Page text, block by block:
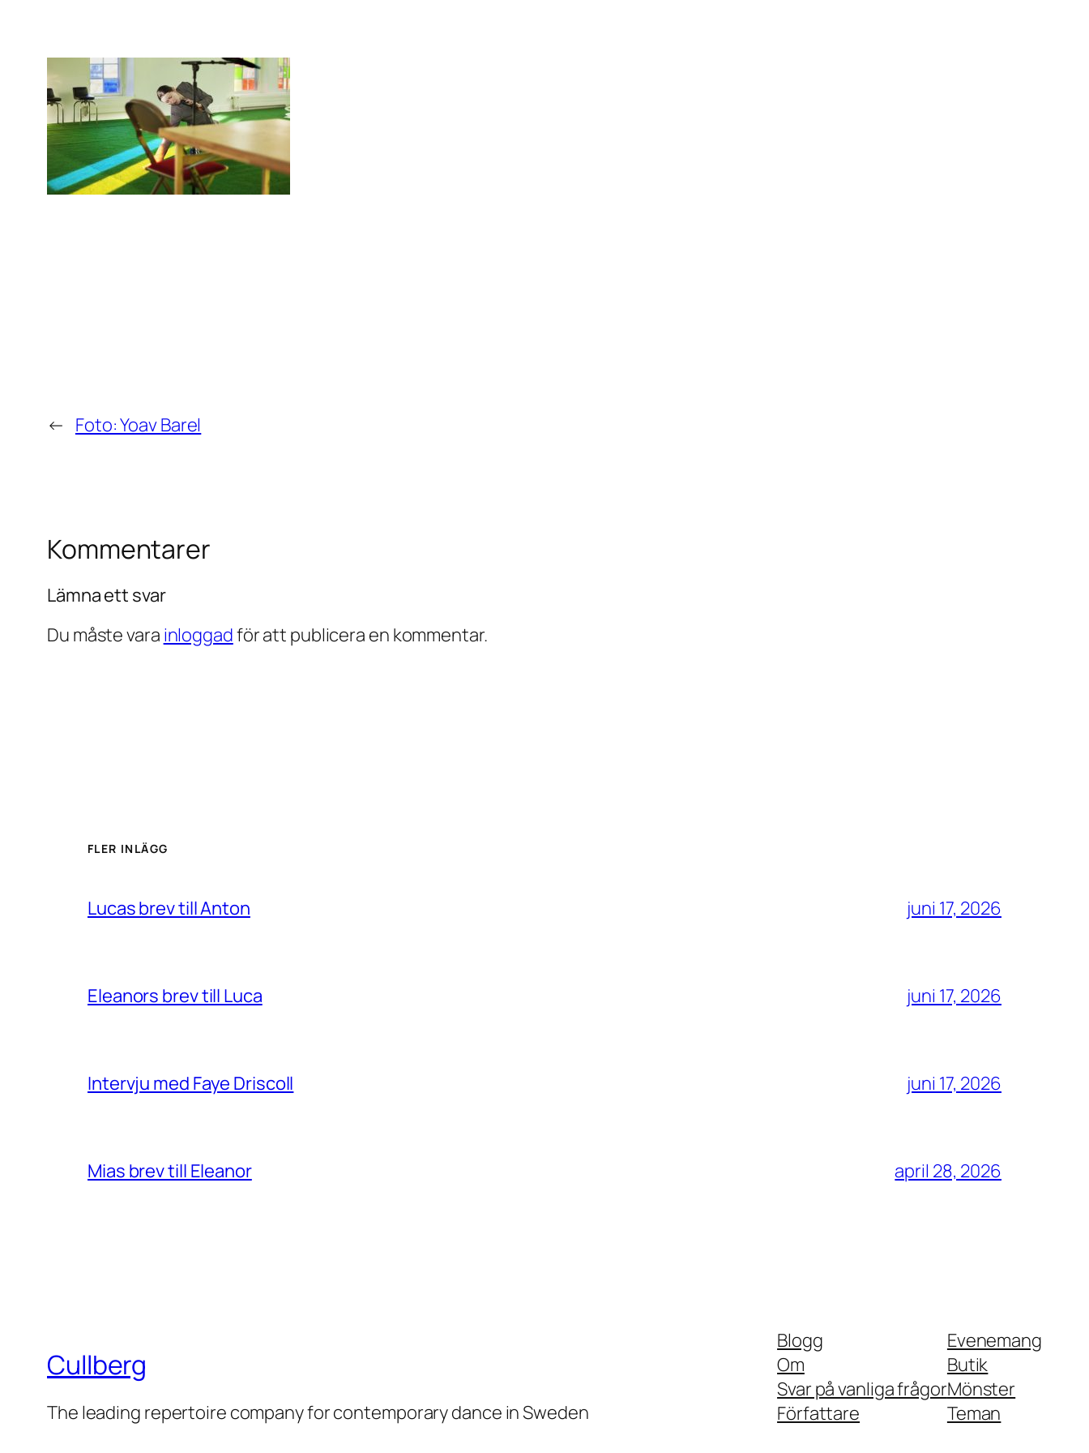
← Foto: Yoav Barel
Kommentarer
Lämna ett svar
Du måste vara inloggadför att publicera en kommentar.
FLER INLÄGG
Lucas brev till Anton juni 17, 2026
Eleanors brev till Luca juni 17, 2026
Intervju med Faye Driscoll juni 17, 2026
Mias brev till Eleanor april 28, 2026
Cullberg
The leading repertoire company for contemporary dance in Sweden
Blogg
Om
Svar på vanliga frågor
Författare
Evenemang
Butik
Mönster
Teman